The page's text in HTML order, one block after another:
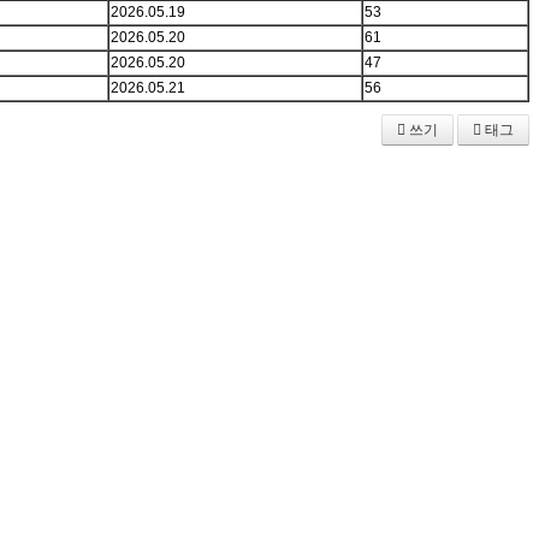
2026.05.19
53
2026.05.20
61
2026.05.20
47
2026.05.21 56
쓰기 태그